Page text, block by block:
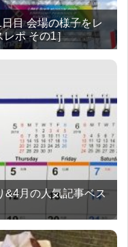
目 会場の様子をレ
レポ その1］
&4月の人気記事ベス